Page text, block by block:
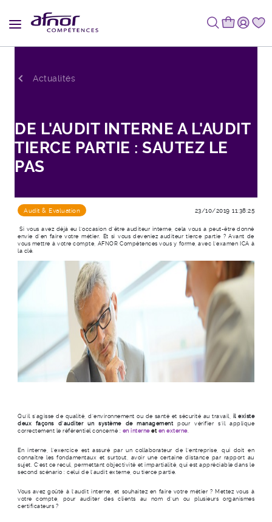
Actualités
DE L'AUDIT INTERNE A L'AUDIT
TIERCE PARTIE : SAUTEZ LE
PAS
Audit & Evaluation 23/10/2019 11:38:25
Si vous avez déjà eu l’occasion d’être auditeur interne, cela vous a peut-être donné
envie d’en faire votre métier. Et si vous deveniez auditeur tierce partie ? Avant de
vous mettre à votre compte, AFNOR Compétences vous y forme, avec l’examen ICA à
la clé.
Qu’il s’agisse de qualité, d’environnement ou de santé et sécurité au travail, il existe
deux façons d’auditer un système de managementpour vérifier s’il applique
correctement le référentiel concerné : en interne eten externe.
En interne, l’exercice est assuré par un collaborateur de l’entreprise, qui doit en
connaître les fondamentaux et surtout, avoir une certaine distance par rapport au
sujet. C’est ce recul, permettant objectivité et impartialité, qui est appréciable dans le
second scénario : celui de l’audit externe, ou tierce partie.
Vous avez goûté à l’audit interne, et souhaitez en faire votre métier ? Mettez vous à
votre compte, pour auditer des clients au nom d’un ou plusieurs organismes
certificateurs ?